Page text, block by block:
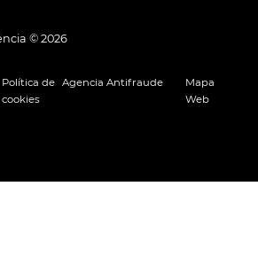
© 2026
Política de
cookies
Agencia Antifraude
Mapa
Web